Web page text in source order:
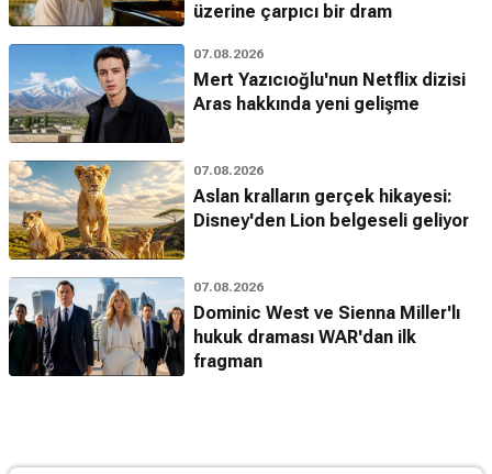
üzerine çarpıcı bir dram
07.08.2026
Mert Yazıcıoğlu'nun Netflix dizisi
Aras hakkında yeni gelişme
07.08.2026
Aslan kralların gerçek hikayesi:
Disney'den Lion belgeseli geliyor
07.08.2026
Dominic West ve Sienna Miller'lı
hukuk draması WAR'dan ilk
fragman